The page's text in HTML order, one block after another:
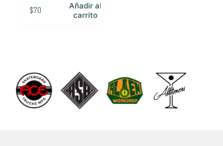
$70
Añadir al
carrito